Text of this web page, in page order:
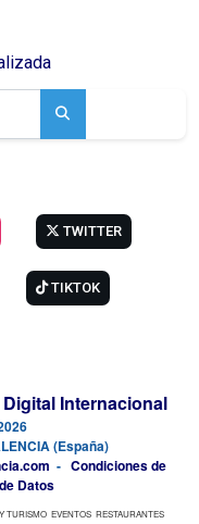
TWITTER
TIKTOK
Internacional
(España)
- Condiciones de
Datos
TURISMO EVENTOS RESTAURANTES